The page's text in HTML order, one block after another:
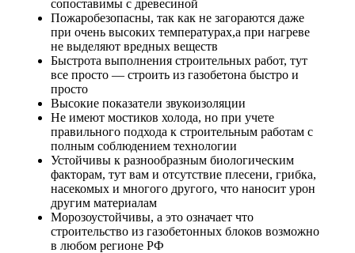
сопоставимы с древесиной
Пожаробезопасны, так как не загораются даже
при очень высоких температурах,а при нагреве
не выделяют вредных веществ
Быстрота выполнения строительных работ, тут
все просто — строить из газобетона быстро и
просто
Высокие показатели звукоизоляции
Не имеют мостиков холода, но при учете
правильного подхода к строительным работам с
полным соблюдением технологии
Устойчивы к разнообразным биологическим
факторам, тут вам и отсутствие плесени, грибка,
насекомых и многого другого, что наносит урон
другим материалам
Морозоустойчивы, а это означает что
строительство из газобетонных блоков возможно
в любом регионе РФ